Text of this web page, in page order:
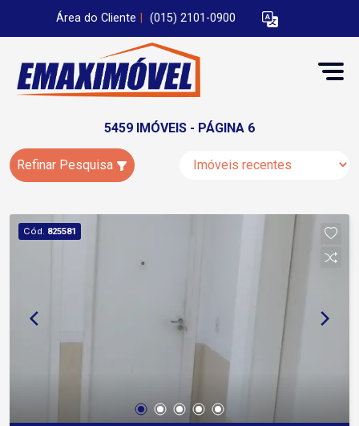
Área do Cliente (015) 2101-0900
5459 IMÓVEIS - PÁGINA 6
Refinar Pesquisa
Cód. 825581